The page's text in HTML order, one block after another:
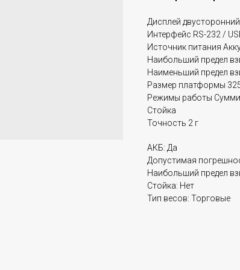
Дисплей
Интерфейс RS-232 /
Источник питания
Наибольший предел
Наименьший предел
Размер платформы
Режимы работы
Стойка
Точность 2 г
АКБ: Да
Допустимая
Наибольший предел
Стойка: Нет
Тип весов: Торговые